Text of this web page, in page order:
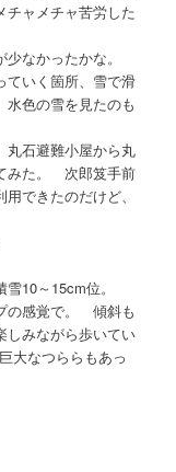
チャメチャ苦労した
少なかったかな。
ていく箇所、雪で滑
色の雪を見たのも
石避難小屋から丸
みた。 次郎笈手前
できたのだけど、
雪10～15cm位。
の感覚で。 傾斜も
みながら歩いてい
大なつららもあっ